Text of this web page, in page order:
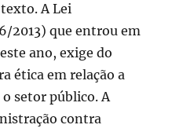
A Lei
2013) que entrou em
ano, exige do
ética em relação a
setor público. A
contra